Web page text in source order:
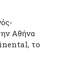
Αθήνα
το